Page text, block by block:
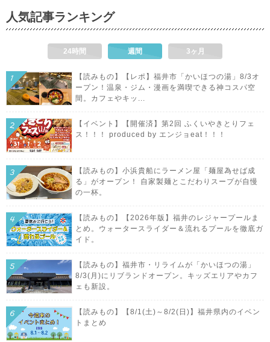
人気記事ランキング
24時間 週間 3ヶ月
【読みもの】【レポ】福井市「かいほつの湯」8/3オ
ープン！温泉・ジム・漫画を満喫できる神コスパ空
間。カフェやキッ...
【イベント】【開催済】第2回 ふくいやきとりフェ
ス！！！ produced by エンジョeat！！！
【読みもの】小浜貴船にラーメン屋「麺屋為せば成
る」がオープン！ 自家製麺とこだわりスープが自慢
の一杯。
【読みもの】【2026年版】福井のレジャープールま
とめ。ウォータースライダー＆流れるプールを徹底ガ
イド。
【読みもの】福井市・リライムが「かいほつの湯」
8/3(月)にリブランドオープン。キッズエリアやカフ
ェも新設。
【読みもの】【8/1(土)～8/2(日)】福井県内のイベン
トまとめ